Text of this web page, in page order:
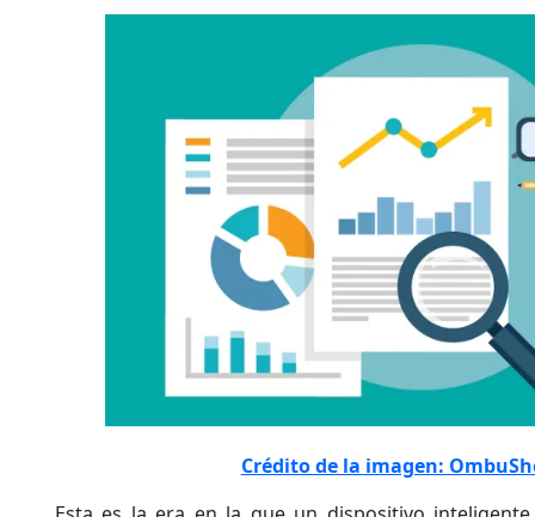
Crédito de la imagen: